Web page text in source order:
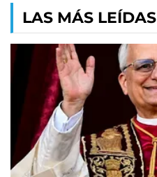
LAS MÁS LEÍDAS